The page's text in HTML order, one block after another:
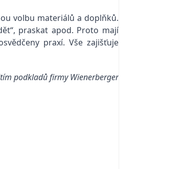
volbu materiálů a doplňků.
praskat apod. Proto mají
praxí. Vše zajišťuje
podkladů firmy Wienerberger